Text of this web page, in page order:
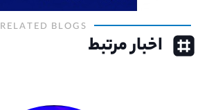
RELATED BLOGS
اخبار مرتبط